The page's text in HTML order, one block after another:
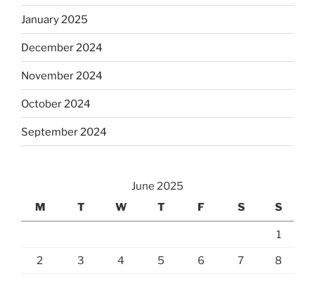
January 2025
December 2024
November 2024
October 2024
September 2024
June 2025
M
T W T F S S
1
2 3 4 5 6 7 8